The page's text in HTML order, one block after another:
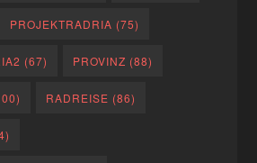
PROJEKTRADRIA (75)
(67) PROVINZ (88)
RADREISE (86)